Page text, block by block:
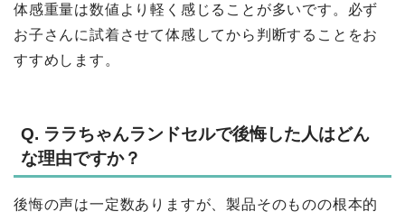
体感重量は数値より軽く感じることが多いです。必ず
お子さんに試着させて体感してから判断することをお
すすめします。
Q. ララちゃんランドセルで後悔した人はどん
な理由ですか？
後悔の声は一定数ありますが、製品そのものの根本的